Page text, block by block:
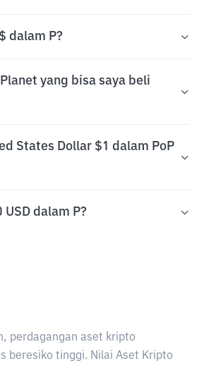
dalam P?
yang bisa saya beli
States Dollar $1 dalam PoP
USD dalam P?
perdagangan aset kripto
beresiko tinggi. Nilai Aset Kripto